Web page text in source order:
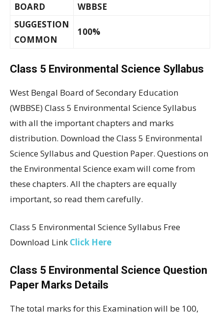
BOARD
WBBSE
SUGGESTION
COMMON
100%
Class 5 Environmental Science Syllabus
West Bengal Board of Secondary Education
(WBBSE) Class 5 Environmental Science Syllabus
with all the important chapters and marks
distribution. Download the Class 5 Environmental
Science Syllabus and Question Paper. Questions on
the Environmental Science exam will come from
these chapters. All the chapters are equally
important, so read them carefully.
Class 5 Environmental Science Syllabus Free
Download Link Click Here
Class 5 Environmental Science Question
Paper Marks Details
The total marks for this Examination will be 100,